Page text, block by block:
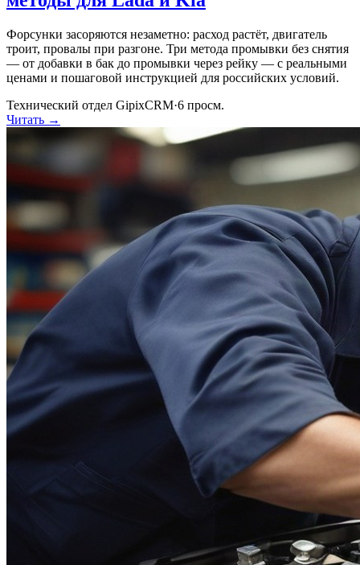
Форсунки засоряются незаметно: расход растёт, двигатель
троит, провалы при разгоне. Три метода промывки без снятия
— от добавки в бак до промывки через рейку — с реальными
ценами и пошаговой инструкцией для российских условий.
Технический отдел GipixCRM·6 просм.
Читать →